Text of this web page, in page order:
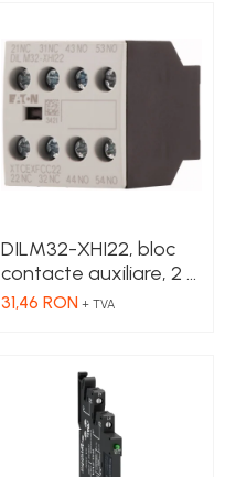
DILM32-XHI22, bloc
contacte auxiliare, 2 x
NC + 2 x NO, 16 A,
31,46 RON + TVA